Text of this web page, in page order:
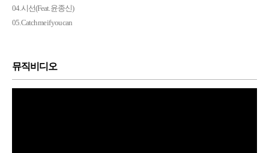
04. 시선(Feat. 윤종신)
05. Catch me if you can
뮤직비디오